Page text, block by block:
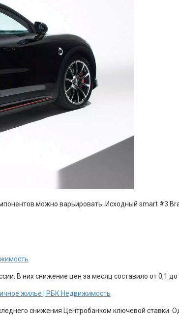
можно варьировать. Исходный smart #3
В них снижение цен за месяц составило от 0,1 до
жилье | РБК Недвижимость
снижения Центробанком ключевой ставки.